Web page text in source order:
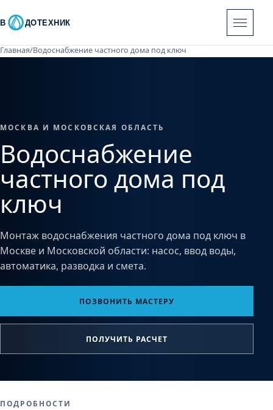
В ДОТЕХНИК
Главная/Водоснабжение частного дома под ключ
МОСКВА И МОСКОВСКАЯ ОБЛАСТЬ
Водоснабжение
частного дома под
ключ
Монтаж водоснабжения частного дома под ключ в
Москве и Московской области: насос, ввод воды,
автоматика, разводка и смета.
ПОЗВОНИТЬ МАСТЕРУ
ПОЛУЧИТЬ РАСЧЕТ
ПОДРОБНОСТИ